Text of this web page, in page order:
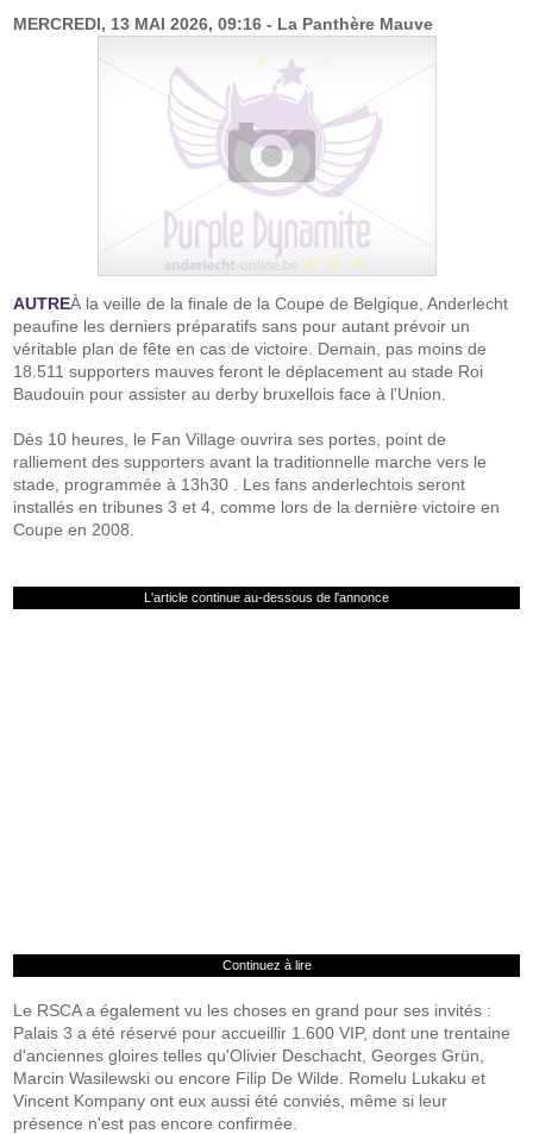
MERCREDI, 13 MAI 2026, 09:16 - La Panthère Mauve
AUTREÀ la veille de la finale de la Coupe de Belgique, Anderlecht
peaufine les derniers préparatifs sans pour autant prévoir un
véritable plan de fête en cas de victoire. Demain, pas moins de
18.511 supporters mauves feront le déplacement au stade Roi
Baudouin pour assister au derby bruxellois face à l'Union.
Dès 10 heures, le Fan Village ouvrira ses portes, point de
ralliement des supporters avant la traditionnelle marche vers le
stade, programmée à 13h30 . Les fans anderlechtois seront
installés en tribunes 3 et 4, comme lors de la dernière victoire en
Coupe en 2008.
L'article continue au-dessous de l'annonce
Continuez à lire
Le RSCA a également vu les choses en grand pour ses invités :
Palais 3 a été réservé pour accueillir 1.600 VIP, dont une trentaine
d'anciennes gloires telles qu'Olivier Deschacht, Georges Grün,
Marcin Wasilewski ou encore Filip De Wilde. Romelu Lukaku et
Vincent Kompany ont eux aussi été conviés, même si leur
présence n'est pas encore confirmée.